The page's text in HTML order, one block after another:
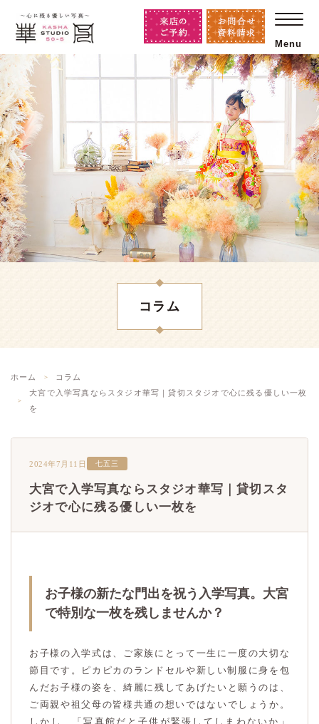
Menu
コラム
ホーム
コラム
大宮で入学写真ならスタジオ華写｜貸切スタジオで心に残る優しい一枚
を
2024年7月11日 七五三
大宮で入学写真ならスタジオ華写｜貸切スタ
ジオで心に残る優しい一枚を
お子様の新たな門出を祝う入学写真。大宮
で特別な一枚を残しませんか？
お子様の入学式は、ご家族にとって一生に一度の大切な
節目です。ピカピカのランドセルや新しい制服に身を包
んだお子様の姿を、綺麗に残してあげたいと願うのは、
ご両親や祖父母の皆様共通の想いではないでしょうか。
しかし、「写真館だと子供が緊張してしまわないか」